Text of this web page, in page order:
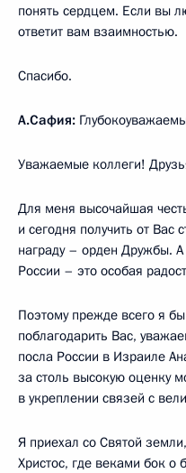
понять сердцем. Если вы
ответит вам взаимностью.
Спасибо.
А.Сафия:
Уважаемые коллеги!
Для меня высочайшая
и сегодня получить от Вас
награду – орден Дружбы. А
России – это особая
Поэтому прежде всего я
поблагодарить Вас,
посла России в Израиле
за столь высокую оценку
в укреплении связей с
Я приехал со Святой
Христос, где веками бок о